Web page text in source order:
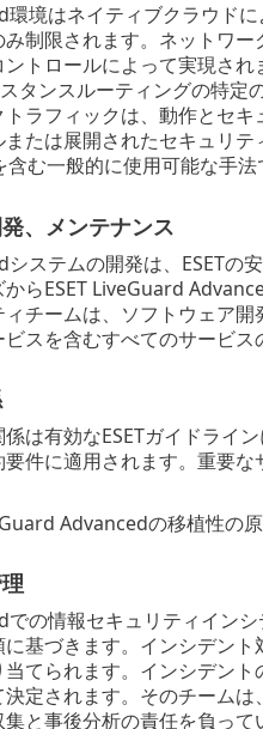
環境はネイティブクラウド
み制限されます。ネットワ
トロールによって実現さ
タンスルーティングの特定
ラフィックは、動作とセ
たは展開されたセキュリ
む一般的に使用可能な手法
、メンテナンス
ステムの開発は、ESET
らESET LiveGuard
チームは、ソフトウェア
スを含むすべてのサービ
は有効なESETガイドライ
件に適用されます。重要
Advancedの移植性の
の情報セキュリティイン
基づきます。インシデン
てられます。インシデン
定されます。そのチーム
と事後分析の責任を負っ